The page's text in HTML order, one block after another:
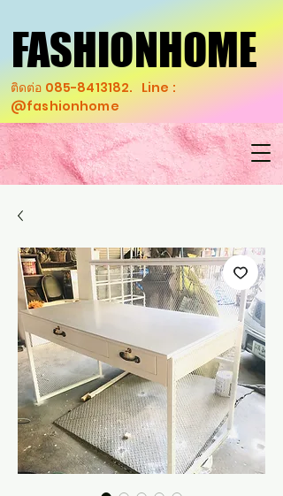
FASHIONHOME
FASHIONHOME
ติดต่อ 085-8413182. Line :
@fashionhome